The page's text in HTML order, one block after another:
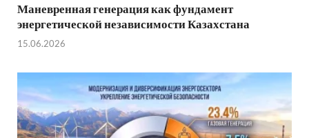
Маневренная генерация как фундамент
энергетической независимости Казахстана
15.06.2026